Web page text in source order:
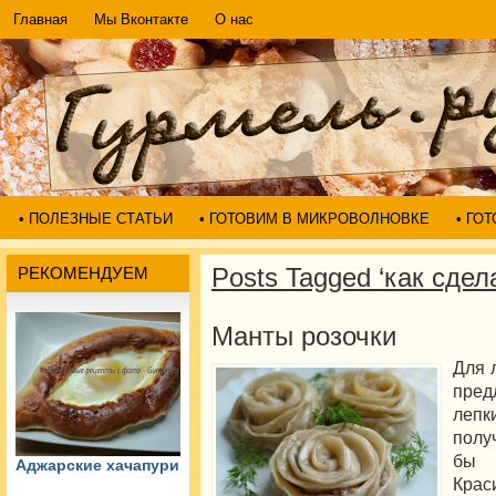
Главная Мы Вконтакте О нас
• ПОЛЕЗНЫЕ СТАТЬИ • ГОТОВИМ В МИКРОВОЛНОВКЕ •
РЕКОМЕНДУЕМ
Аджарские хачапури
Posts Tagged ‘как
Манты розочки
Для
бы